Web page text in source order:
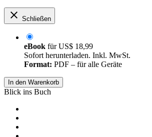
Schließen
eBook fürUS$ 18,99
Sofort herunterladen. Inkl. MwSt.
Format: PDF – für alle Geräte
In den Warenkorb
Blick ins Buch